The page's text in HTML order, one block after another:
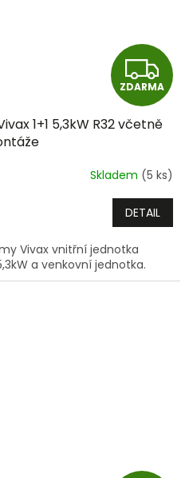
Z
D
A
R
M
A
ZDARMA
1+1 5,3kW R32 včetně
Skladem (5 ks)
DETAIL
Vivax vnitřní jednotka
a venkovní jednotka.